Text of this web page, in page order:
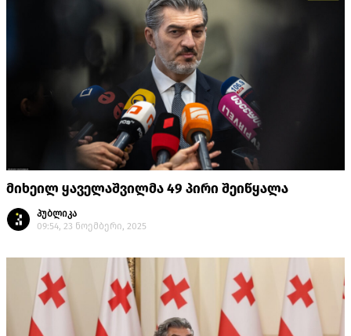
მიხეილ ყაველაშვილმა 49 პირი შეიწყალა
პუბლიკა
09:54, 23 ნოემბერი, 2025